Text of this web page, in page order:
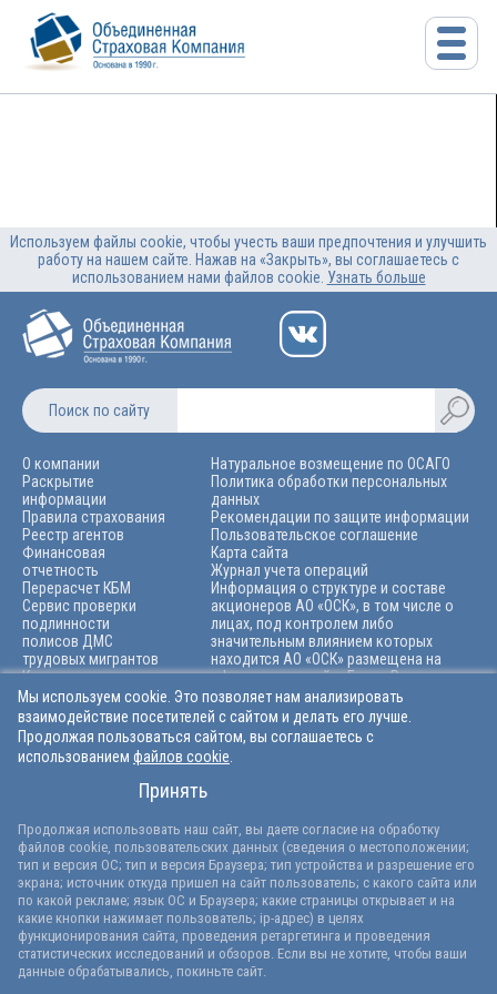
Используем файлы cookie, чтобы учесть ваши предпочтения и улучшить
работу на нашем сайте. Нажав на «Закрыть», вы соглашаетесь с
использованием нами файлов cookie. Узнать больше
Поиск по сайту
О компании
Раскрытие
информации
Правила страхования
Реестр агентов
Финансовая
отчетность
Перерасчет КБМ
Сервис проверки
подлинности
полисов ДМС
трудовых мигрантов
Карьера
Архив
Натуральное возмещение по ОСАГО
Политика обработки персональных
данных
Рекомендации по защите информации
Пользовательское соглашение
Карта сайта
Журнал учета операций
Информация о структуре и составе
акционеров АО «ОСК», в том числе о
лицах, под контролем либо
значительным влиянием которых
находится АО «ОСК» размещена на
официальном сайте Банка России по
адресу: https://cbr.ru/finorg/rscontrolе
+7 (846) 212-99-55
info@osk-ins.ru
Лицензии ЦБ РФ на осуществление страхования:
СИ 2346, СЛ 2346, ОС 2346-03 и на осуществление перестрахования
ПС 2346, выданные 18.03.2025 без ограничения срока действия
Версия сайта для слабовидящих
Мы используем cookie. Это позволяет нам анализировать
взаимодействие посетителей с сайтом и делать его лучше.
Продолжая пользоваться сайтом, вы соглашаетесь с
использованием файлов cookie
Принять
Продолжая использовать наш сайт, вы даете согласие на обработку
файлов cookie, пользовательских данных (сведения о местоположении;
тип и версия ОС; тип и версия Браузера; тип устройства и разрешение его
экрана; источник откуда пришел на сайт пользователь; с какого сайта или
по какой рекламе; язык ОС и Браузера; какие страницы открывает и на
какие кнопки нажимает пользователь; ip-адрес) в целях
функционирования сайта, проведения ретаргетинга и проведения
статистических исследований и обзоров. Если вы не хотите, чтобы ваши
данные обрабатывались, покиньте сайт.